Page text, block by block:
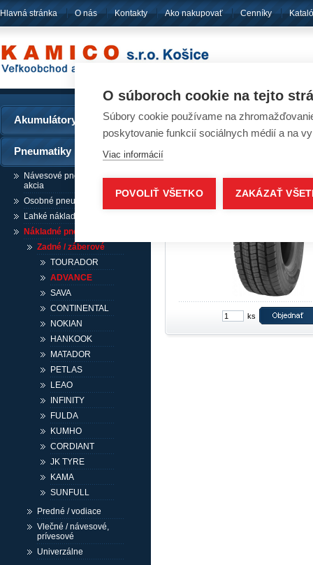
Hlavná stránka O nás Kontakty Ako nakupovať Cenníky
Akumulátory
Pneumatiky
Návesové pneumatiky /
akcia
Osobné pneumatiky
Ľahké nákladné pneumatiky
Nákladné pneumatiky
Zadné / záberové
TOURADOR
ADVANCE
SAVA
CONTINENTAL
NOKIAN
HANKOOK
MATADOR
PETLAS
LEAO
INFINITY
FULDA
KUMHO
CORDIANT
JK TYRE
KAMA
SUNFULL
Predné / vodiace
Vlečné / návesové,
prívesové
Univerzálne
Pneumatiky -
ks
O súboroch cookie na tejto
Súbory cookie používame na
poskytovanie funkcií sociálnych médií a na
Viac informácií
POVOLIŤ VŠETKO ZAKÁZAŤ